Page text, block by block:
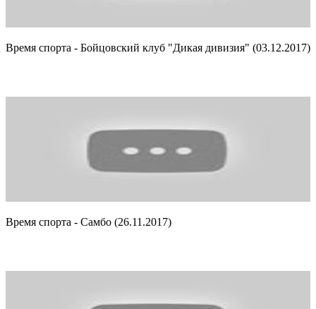
Время спорта - Бойцовский клуб "Дикая дивизия" (03.12.2017)
Время спорта - Самбо (26.11.2017)